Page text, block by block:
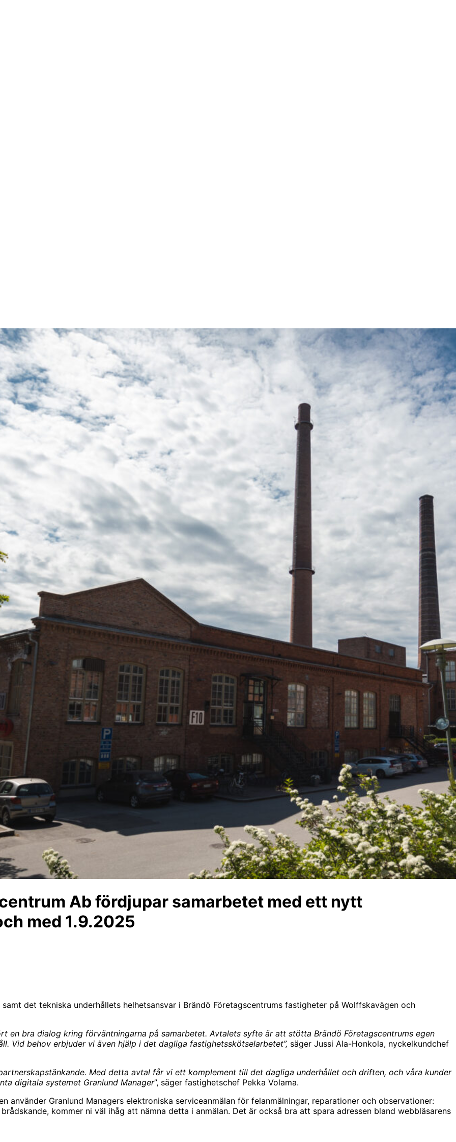
Ab fördjupar samarbetet med ett nytt
med 1.9.2025
det tekniska underhållets helhetsansvar i Brändö Företagscentrums fastigheter på Wolffskavägen och
en bra dialog kring förväntningarna på samarbetet. Avtalets syfte är att stötta Brändö Företagscentrums egen
Vid behov erbjuder vi även hjälp i det dagliga fastighetsskötselarbetet”, säger Jussi Ala-Honkola, nyckelkundchef
Med detta avtal får vi ett komplement till det dagliga underhållet och driften, och våra kunder
digitala systemet Granlund Manager”, säger fastighetschef Pekka Volama.
Granlund Managers elektroniska serviceanmälan för felanmälningar, reparationer och observationer:
kommer ni väl ihåg att nämna detta i anmälan. Det är också bra att spara adressen bland webbläsarens